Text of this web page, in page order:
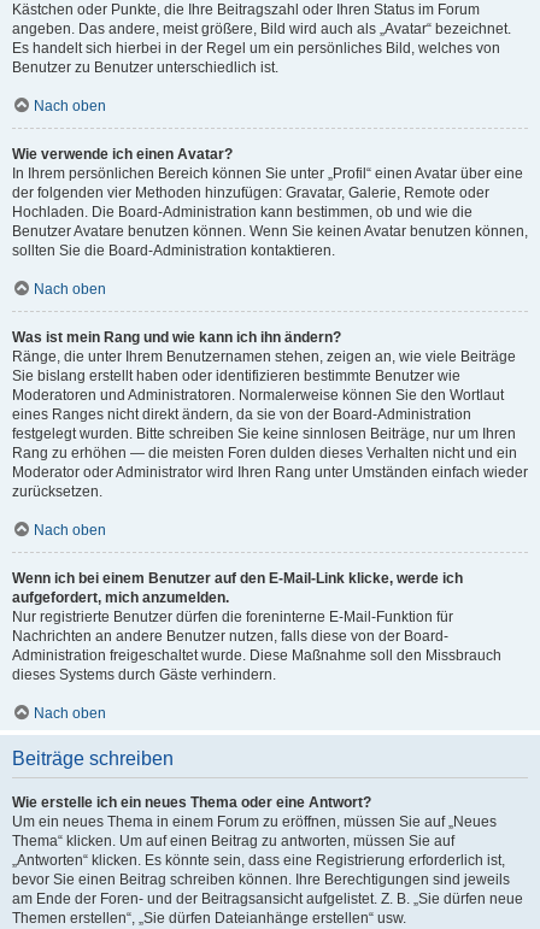
Kästchen oder Punkte, die Ihre Beitragszahl oder Ihren Status im Forum
angeben. Das andere, meist größere, Bild wird auch als „Avatar“ bezeichnet.
Es handelt sich hierbei in der Regel um ein persönliches Bild, welches von
Benutzer zu Benutzer unterschiedlich ist.
Nach oben
Wie verwende ich einen Avatar?
In Ihrem persönlichen Bereich können Sie unter „Profil“ einen Avatar über eine
der folgenden vier Methoden hinzufügen: Gravatar, Galerie, Remote oder
Hochladen. Die Board-Administration kann bestimmen, ob und wie die
Benutzer Avatare benutzen können. Wenn Sie keinen Avatar benutzen können,
sollten Sie die Board-Administration kontaktieren.
Nach oben
Was ist mein Rang und wie kann ich ihn ändern?
Ränge, die unter Ihrem Benutzernamen stehen, zeigen an, wie viele Beiträge
Sie bislang erstellt haben oder identifizieren bestimmte Benutzer wie
Moderatoren und Administratoren. Normalerweise können Sie den Wortlaut
eines Ranges nicht direkt ändern, da sie von der Board-Administration
festgelegt wurden. Bitte schreiben Sie keine sinnlosen Beiträge, nur um Ihren
Rang zu erhöhen — die meisten Foren dulden dieses Verhalten nicht und ein
Moderator oder Administrator wird Ihren Rang unter Umständen einfach wieder
zurücksetzen.
Nach oben
Wenn ich bei einem Benutzer auf den E-Mail-Link klicke, werde ich
aufgefordert, mich anzumelden.
Nur registrierte Benutzer dürfen die foreninterne E-Mail-Funktion für
Nachrichten an andere Benutzer nutzen, falls diese von der Board-
Administration freigeschaltet wurde. Diese Maßnahme soll den Missbrauch
dieses Systems durch Gäste verhindern.
Nach oben
Beiträge schreiben
Wie erstelle ich ein neues Thema oder eine Antwort?
Um ein neues Thema in einem Forum zu eröffnen, müssen Sie auf „Neues
Thema“ klicken. Um auf einen Beitrag zu antworten, müssen Sie auf
„Antworten“ klicken. Es könnte sein, dass eine Registrierung erforderlich ist,
bevor Sie einen Beitrag schreiben können. Ihre Berechtigungen sind jeweils
am Ende der Foren- und der Beitragsansicht aufgelistet. Z. B. „Sie dürfen neue
Themen erstellen“, „Sie dürfen Dateianhänge erstellen“ usw.